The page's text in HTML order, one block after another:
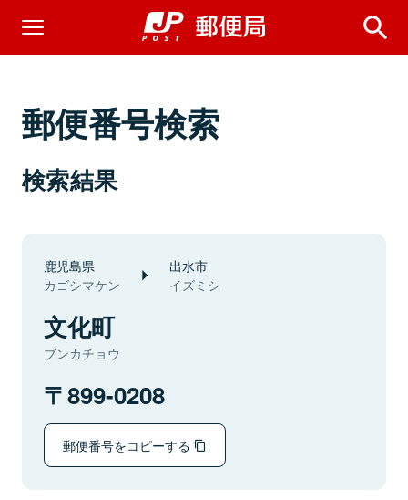
郵便番号検索
検索結果
鹿児島県
カゴシマケン
出水市
イズミシ
文化町
ブンカチョウ
899-0208
郵便番号をコピーする